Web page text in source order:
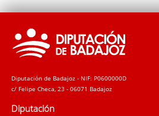
Diputación de Badajoz - NIF: P0600000D
c/ Felipe Checa, 23 - 06071 Badajoz
Diputación